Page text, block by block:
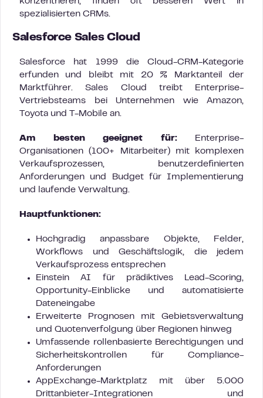
spezialisierten CRMs.
Salesforce Sales Cloud
Salesforce hat 1999 die Cloud-CRM-Kategorie
erfunden und bleibt mit 20 % Marktanteil der
Marktführer. Sales Cloud treibt Enterprise-
Vertriebsteams bei Unternehmen wie Amazon,
Toyota und T-Mobile an.
Am besten geeignet für:Enterprise-
Organisationen (100+ Mitarbeiter) mit komplexen
Verkaufsprozessen, benutzerdefinierten
Anforderungen und Budget für Implementierung
und laufende Verwaltung.
Hauptfunktionen:
Hochgradig anpassbare Objekte, Felder,
Workflows und Geschäftslogik, die jedem
Verkaufsprozess entsprechen
Einstein AI für prädiktives Lead-Scoring,
Opportunity-Einblicke und automatisierte
Dateneingabe
Erweiterte Prognosen mit Gebietsverwaltung
und Quotenverfolgung über Regionen hinweg
Umfassende rollenbasierte Berechtigungen und
Sicherheitskontrollen für Compliance-
Anforderungen
AppExchange-Marktplatz mit über 5.000
Drittanbieter-Integrationen und